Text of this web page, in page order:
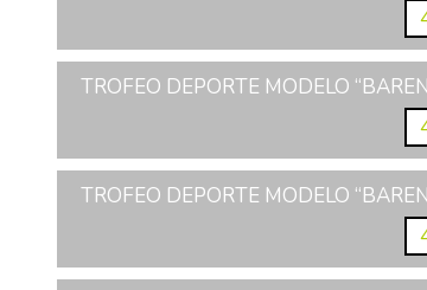
TROFEO DEPORTE MODELO
TROFEO DEPORTE MODELO